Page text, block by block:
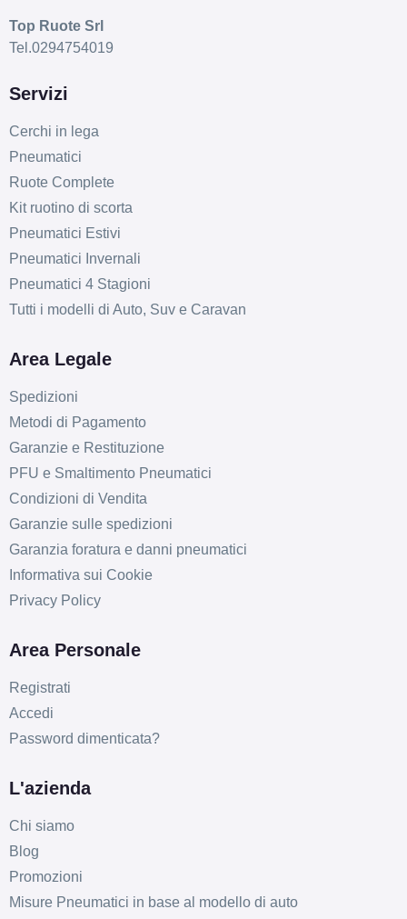
Top Ruote Srl
Tel.0294754019
Servizi
Cerchi in lega
Pneumatici
Ruote Complete
Kit ruotino di scorta
Pneumatici Estivi
Pneumatici Invernali
Pneumatici 4 Stagioni
Tutti i modelli di Auto, Suv e Caravan
Area Legale
Spedizioni
Metodi di Pagamento
Garanzie e Restituzione
PFU e Smaltimento Pneumatici
Condizioni di Vendita
Garanzie sulle spedizioni
Garanzia foratura e danni pneumatici
Informativa sui Cookie
Privacy Policy
Area Personale
Registrati
Accedi
Password dimenticata?
L'azienda
Chi siamo
Blog
Promozioni
Misure Pneumatici in base al modello di auto